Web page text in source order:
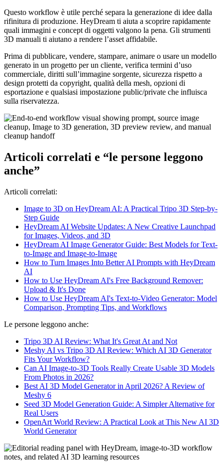
Questo workflow è utile perché separa la generazione di idee dalla
rifinitura di produzione. HeyDream ti aiuta a scoprire rapidamente
quali immagini e concept di oggetti valgono la pena. Gli strumenti
3D manuali ti aiutano a rendere l’asset affidabile.
Prima di pubblicare, vendere, stampare, animare o usare un modello
generato in un progetto per un cliente, verifica termini d’uso
commerciale, diritti sull’immagine sorgente, sicurezza rispetto a
design protetti da copyright, qualità della mesh, opzioni di
esportazione e qualsiasi impostazione public/private che influisca
sulla riservatezza.
Articoli correlati e “le persone leggono
anche”
Articoli correlati:
Image to 3D on HeyDream AI: A Practical Tripo 3D Step-by-
Step Guide
HeyDream AI Website Updates: A New Creative Launchpad
for Images, Videos, and 3D
HeyDream AI Image Generator Guide: Best Models for Text-
to-Image and Image-to-Image
How to Turn Images Into Better AI Prompts with HeyDream
AI
How to Use HeyDream AI's Free Background Remover:
Upload & It's Done
How to Use HeyDream AI's Text-to-Video Generator: Model
Comparison, Prompting Tips, and Workflows
Le persone leggono anche:
Tripo 3D AI Review: What It's Great At and Not
Meshy AI vs Tripo 3D AI Review: Which AI 3D Generator
Fits Your Workflow?
Can AI Image-to-3D Tools Really Create Usable 3D Models
From Photos in 2026?
Best AI 3D Model Generator in April 2026? A Review of
Meshy 6
Seed 3D Model Generation Guide: A Simpler Alternative for
Real Users
OpenArt World Review: A Practical Look at This New AI 3D
World Generator